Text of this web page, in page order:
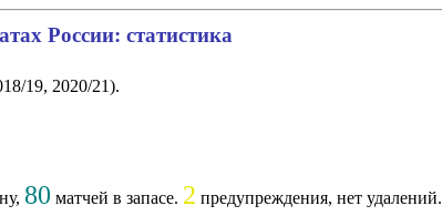
России: статистика
19, 2020/21).
80 матчей в запасе. 2 предупреждения, нет удалений.